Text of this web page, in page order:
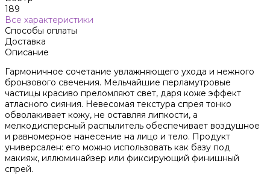
189
Все характеристики
Способы оплаты
Доставка
Описание
Гармоничное сочетание увлажняющего ухода и нежного
бронзового свечения. Мельчайшие перламутровые
частицы красиво преломляют свет, даря коже эффект
атласного сияния. Невесомая текстура спрея тонко
обволакивает кожу, не оставляя липкости, а
мелкодисперсный распылитель обеспечивает воздушное
и равномерное нанесение на лицо и тело. Продукт
универсален: его можно использовать как базу под
макияж, иллюминайзер или фиксирующий финишный
спрей.